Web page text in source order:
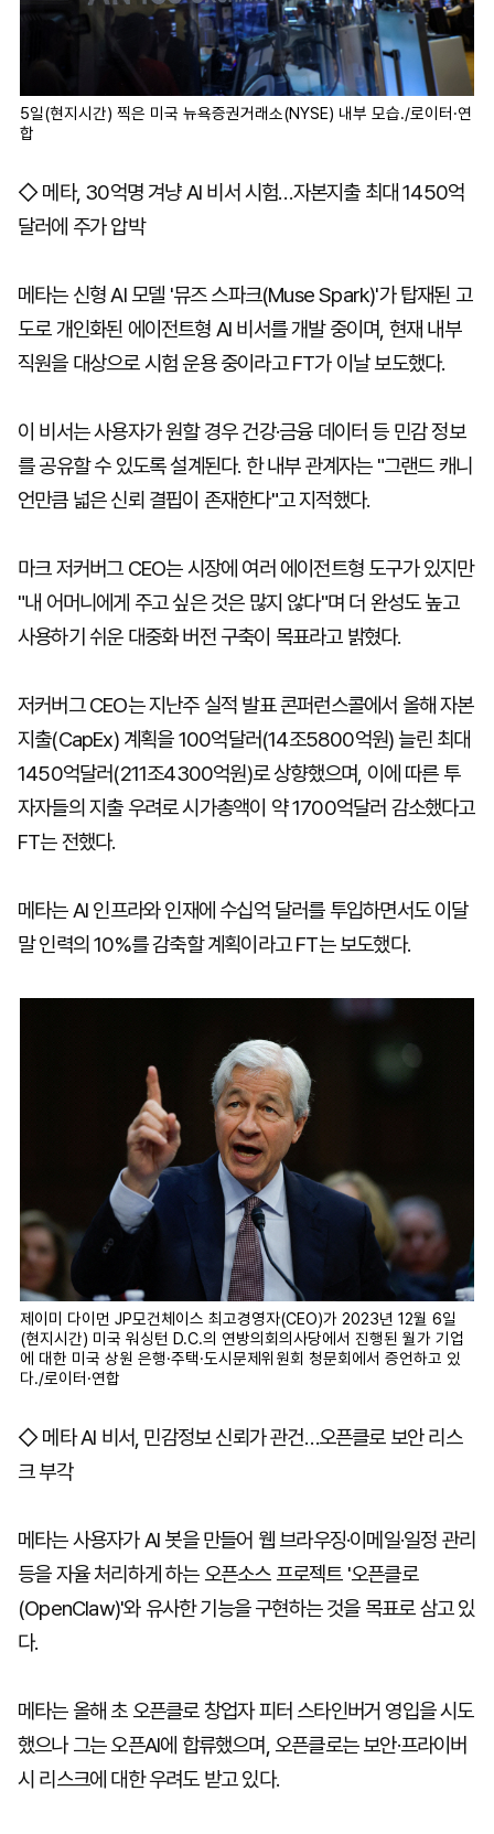
5일(현지시간) 찍은 미국 뉴욕증권거래소(NYSE) 내부 모습./로이터·연
합
◇ 메타, 30억명 겨냥 AI 비서 시험…자본지출 최대 1450억
달러에 주가 압박
메타는 신형 AI 모델 '뮤즈 스파크(Muse Spark)'가 탑재된 고
도로 개인화된 에이전트형 AI 비서를 개발 중이며, 현재 내부
직원을 대상으로 시험 운용 중이라고 FT가 이날 보도했다.
이 비서는 사용자가 원할 경우 건강·금융 데이터 등 민감 정보
를 공유할 수 있도록 설계된다. 한 내부 관계자는 "그랜드 캐니
언만큼 넓은 신뢰 결핍이 존재한다"고 지적했다.
마크 저커버그 CEO는 시장에 여러 에이전트형 도구가 있지만
"내 어머니에게 주고 싶은 것은 많지 않다"며 더 완성도 높고
사용하기 쉬운 대중화 버전 구축이 목표라고 밝혔다.
저커버그 CEO는 지난주 실적 발표 콘퍼런스콜에서 올해 자본
지출(CapEx) 계획을 100억달러(14조5800억원) 늘린 최대
1450억달러(211조4300억원)로 상향했으며, 이에 따른 투
자자들의 지출 우려로 시가총액이 약 1700억달러 감소했다고
FT는 전했다.
메타는 AI 인프라와 인재에 수십억 달러를 투입하면서도 이달
말 인력의 10%를 감축할 계획이라고 FT는 보도했다.
제이미 다이먼 JP모건체이스 최고경영자(CEO)가 2023년 12월 6일
(현지시간) 미국 워싱턴 D.C.의 연방의회의사당에서 진행된 월가 기업
에 대한 미국 상원 은행·주택·도시문제위원회 청문회에서 증언하고 있
다./로이터·연합
◇ 메타 AI 비서, 민감정보 신뢰가 관건…오픈클로 보안 리스
크 부각
메타는 사용자가 AI 봇을 만들어 웹 브라우징·이메일·일정 관리
등을 자율 처리하게 하는 오픈소스 프로젝트 '오픈클로
(OpenClaw)'와 유사한 기능을 구현하는 것을 목표로 삼고 있
다.
메타는 올해 초 오픈클로 창업자 피터 스타인버거 영입을 시도
했으나 그는 오픈AI에 합류했으며, 오픈클로는 보안·프라이버
시 리스크에 대한 우려도 받고 있다.